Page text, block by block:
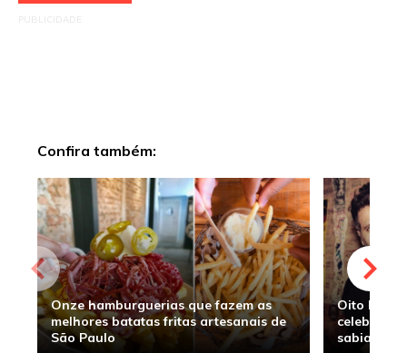
PUBLICIDADE
Confira também:
Onze hamburguerias que fazem as
melhores batatas fritas artesanais de
São Paulo
Oito
sabia